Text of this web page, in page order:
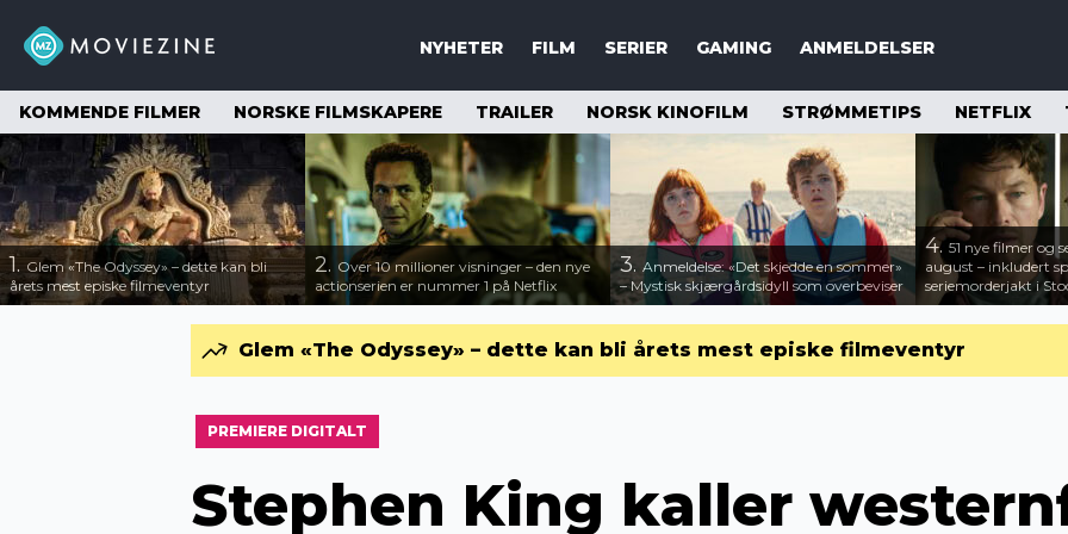
NYHETER FILM SERIER GAMING ANMELDELSER
KOMMENDE FILMER NORSKE FILMSKAPERE TRAILER NORSK KINOFILM STRØMMETIPS NETFLIX
1. Glem «The Odyssey» – dette kan bli
årets mest episke filmeventyr
2. Over 10 millioner visninger – den nye
actionserien er nummer 1 på Netflix
3. Anmeldelse: «Det skjedde en sommer»
– Mystisk skjærgårdsidyll som overbeviser
4.51 nye filmer og
august – inkludert
seriemorderjakt i
Glem «The Odyssey» – dette kan bli årets mest episke filmeventyr
PREMIERE DIGITALT
Stephen King kaller